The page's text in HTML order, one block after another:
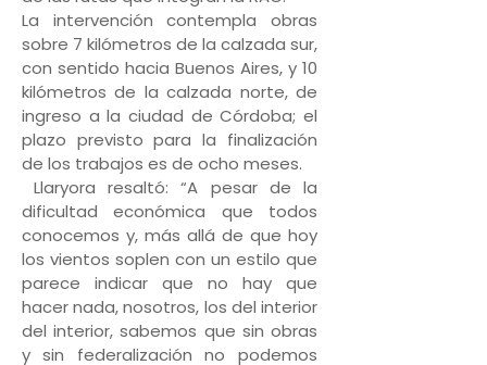
La intervención contempla obras
sobre 7 kilómetros de la calzada sur,
con sentido hacia Buenos Aires, y 10
kilómetros de la calzada norte, de
ingreso a la ciudad de Córdoba; el
plazo previsto para la finalización
de los trabajos es de ocho meses.
Llaryora resaltó: “A pesar de la
dificultad económica que todos
conocemos y, más allá de que hoy
los vientos soplen con un estilo que
parece indicar que no hay que
hacer nada, nosotros, los del interior
del interior, sabemos que sin obras
y sin federalización no podemos